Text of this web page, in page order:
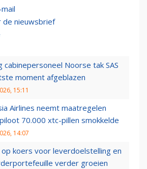
de nieuwsbrief
cabinepersoneel Noorse tak SAS
moment afgeblazen
15:11
Airlines neemt maatregelen
70.000 xtc-pillen smokkelde
14:07
op koers voor leverdoelstelling en
verder groeien